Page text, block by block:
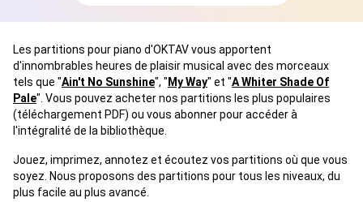
Les partitions pour piano d'OKTAV vous apportent
d'innombrables heures de plaisir musical avec des morceaux
tels que "Ain't No Sunshine", " My Way" et "A Whiter Shade Of
Pale". Vous pouvez acheter nos partitions les plus populaires
(téléchargement PDF) ou vous abonner pour accéder à
l'intégralité de la bibliothèque.
Jouez, imprimez, annotez et écoutez vos partitions où que vous
soyez. Nous proposons des partitions pour tous les niveaux, du
plus facile au plus avancé.